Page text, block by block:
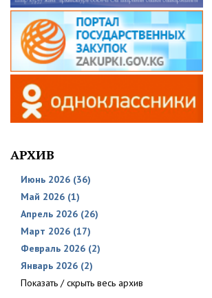
АРХИВ
Июнь 2026 (36)
Май 2026 (1)
Апрель 2026 (26)
Март 2026 (17)
Февраль 2026 (2)
Январь 2026 (2)
Показать / скрыть весь архив